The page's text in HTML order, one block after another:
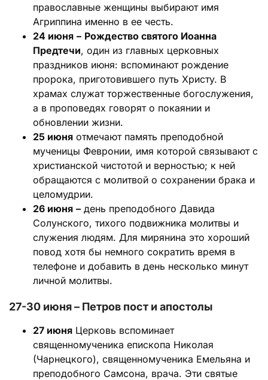
православные женщины выбирают имя
Агриппина именно в ее честь.
24 июня – Рождество святого Иоанна
Предтечи, один из главных церковных
праздников июня: вспоминают рождение
пророка, приготовившего путь Христу. В
храмах служат торжественные богослужения,
а в проповедях говорят о покаянии и
обновлении жизни.
25 июня отмечают память преподобной
мученицы Февронии, имя которой связывают с
христианской чистотой и верностью; к ней
обращаются с молитвой о сохранении брака и
целомудрии.
26 июня – день преподобного Давида
Солунского, тихого подвижника молитвы и
служения людям. Для мирянина это хороший
повод хотя бы немного сократить время в
телефоне и добавить в день несколько минут
личной молитвы.
27-30 июня – Петров пост и апостолы
27 июня Церковь вспоминает
священномученика епископа Николая
(Чарнецкого), священномученика Емельяна и
преподобного Самсона, врача. Эти святые